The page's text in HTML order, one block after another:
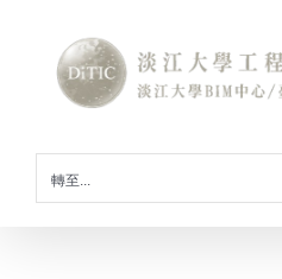
content
轉至...